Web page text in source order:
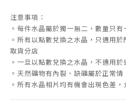
注意事項：
▫️每件水晶屬於獨一無二，數量只有
▫️所有以點數兌換之水晶，只適用
取貨分店
▫️一旦以點數兌換之水晶，不適用於
▫️天然礦物有內裂、缺礦屬於正常情
▫️所有水晶相片均有機會出現色差，